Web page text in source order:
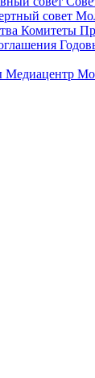
совет
Комитеты
Медиацентр